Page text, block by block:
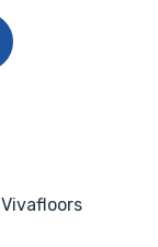
Vivafloors